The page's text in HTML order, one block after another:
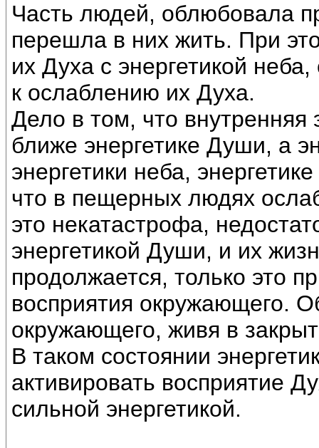
Часть людей, облюбовала
перешла в них жить. При
их Духа с энергетикой
к ослаблению их Духа.
Дело в том, что внутренняя
ближе энергетике Души, а
энергетики неба,
что в пещерных людях
это некатастрофа,
энергетикой Души, и их
продолжается, только это
восприятия окружающего.
окружающего, живя в
В таком состоянии
активировать восприятие
сильной энергетикой.